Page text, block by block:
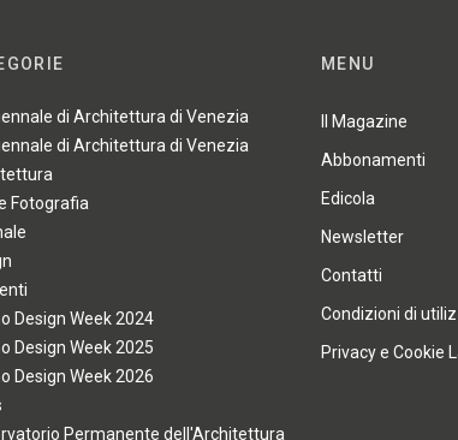
di Architettura di Venezia
di Architettura di Venezia
Fotografia
Design Week 2024
Design Week 2025
Design Week 2026
Permanente dell'Architettura
MENU
Il Magazine
Abbonamenti
Edicola
Newsletter
Contatti
Condizioni di
Privacy e Cookie